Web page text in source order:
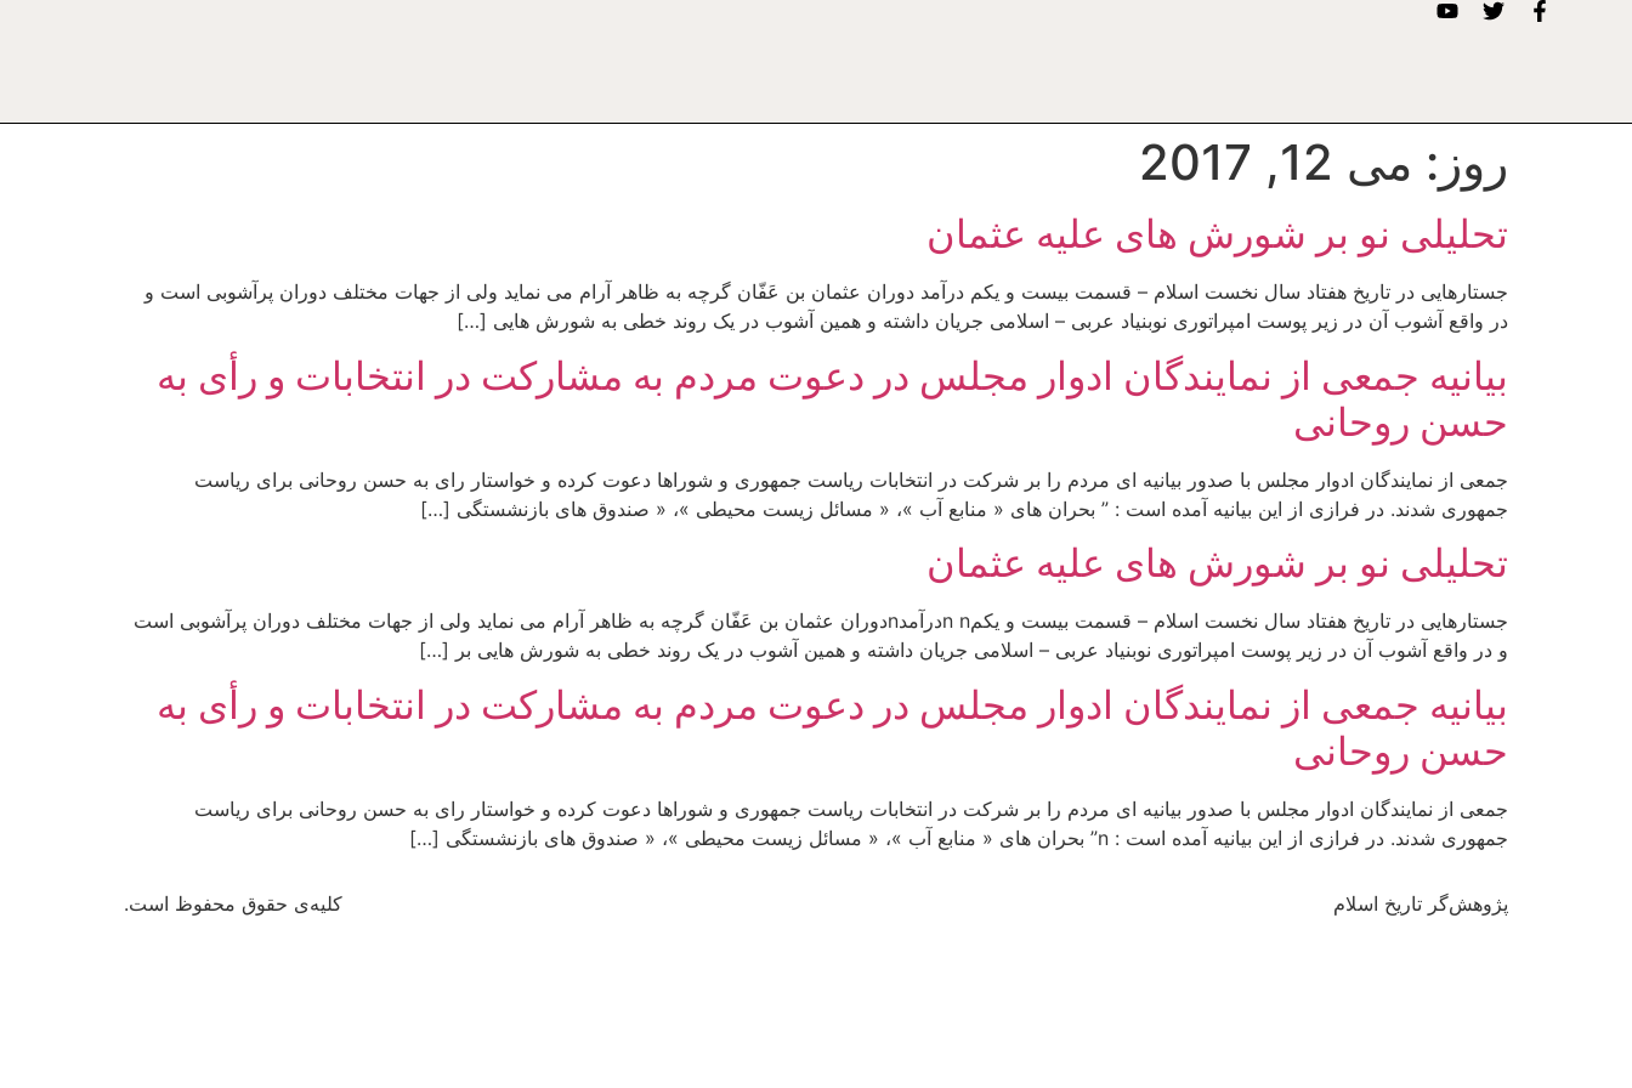
روز: می 12, 2017
تحلیلی نو بر شورش های علیه عثمان
جستارهایی در تاریخ هفتاد سال نخست اسلام – قسمت بیست و یکم درآمد دوران عثمان بن عَفّان گرچه به ظاهر آرام می نماید ولی از جهات مختلف دوران پرآشوبی است و
در واقع آشوب آن در زیر پوست امپراتوری نوبنیاد عربی – اسلامی جریان داشته و همین آشوب در یک روند خطی به شورش هایی […]
بیانیه جمعی از نمایندگان ادوار مجلس در دعوت مردم به مشارکت در انتخابات و رأی به
حسن روحانی
جمعی از نمایندگان ادوار مجلس با صدور بیانیه ای مردم را بر شرکت در انتخابات ریاست جمهوری و شوراها دعوت کرده و خواستار رای به حسن روحانی برای ریاست
جمهوری شدند. در فرازی از این بیانیه آمده است : ” بحران های « منابع آب »، « مسائل زیست محیطی »، « صندوق های بازنشستگی […]
تحلیلی نو بر شورش های علیه عثمان
جستارهایی در تاریخ هفتاد سال نخست اسلام – قسمت بیست و یکمn nدرآمدnدوران عثمان بن عَفّان گرچه به ظاهر آرام می نماید ولی از جهات مختلف دوران پرآشوبی است
و در واقع آشوب آن در زیر پوست امپراتوری نوبنیاد عربی – اسلامی جریان داشته و همین آشوب در یک روند خطی به شورش هایی بر […]
بیانیه جمعی از نمایندگان ادوار مجلس در دعوت مردم به مشارکت در انتخابات و رأی به
حسن روحانی
جمعی از نمایندگان ادوار مجلس با صدور بیانیه ای مردم را بر شرکت در انتخابات ریاست جمهوری و شوراها دعوت کرده و خواستار رای به حسن روحانی برای ریاست
جمهوری شدند. در فرازی از این بیانیه آمده است : n” بحران های « منابع آب »، « مسائل زیست محیطی »، « صندوق های بازنشستگی […]
پژوهش‌گر تاریخ اسلام کلیه‌ی حقوق محفوظ است.